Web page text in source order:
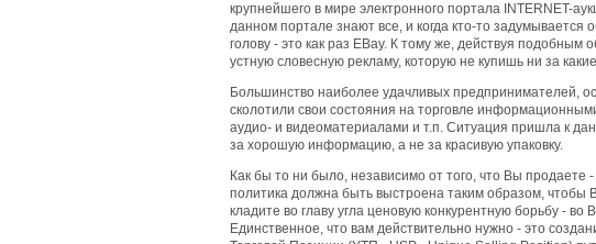
крупнейшего в мире электронного портала INTERNET-
данном портале знают все, и когда кто-то задумывается
голову - это как раз EBay. К тому же, действуя
устную словесную рекламу, которую не купишь ни за
Большинство наиболее удачливых предпринимателей,
сколотили свои состояния на торговле
аудио- и видеоматериалами и т.п. Ситуация пришла к
за хорошую информацию, а не за красивую упаковку.
Как бы то ни было, независимо от того, что Вы
политика должна быть выстроена таким образом,
кладите во главу угла ценовую конкурентную борьбу -
Единственное, что вам действительно нужно - это